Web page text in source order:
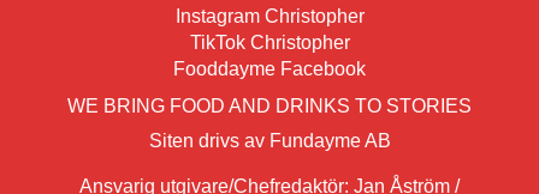
Instagram Christopher
TikTok Christopher
Fooddayme Facebook
WE BRING FOOD AND DRINKS TO STORIES
Siten drivs av Fundayme AB
Ansvarig utgivare/Chefredaktör: Jan Åström /